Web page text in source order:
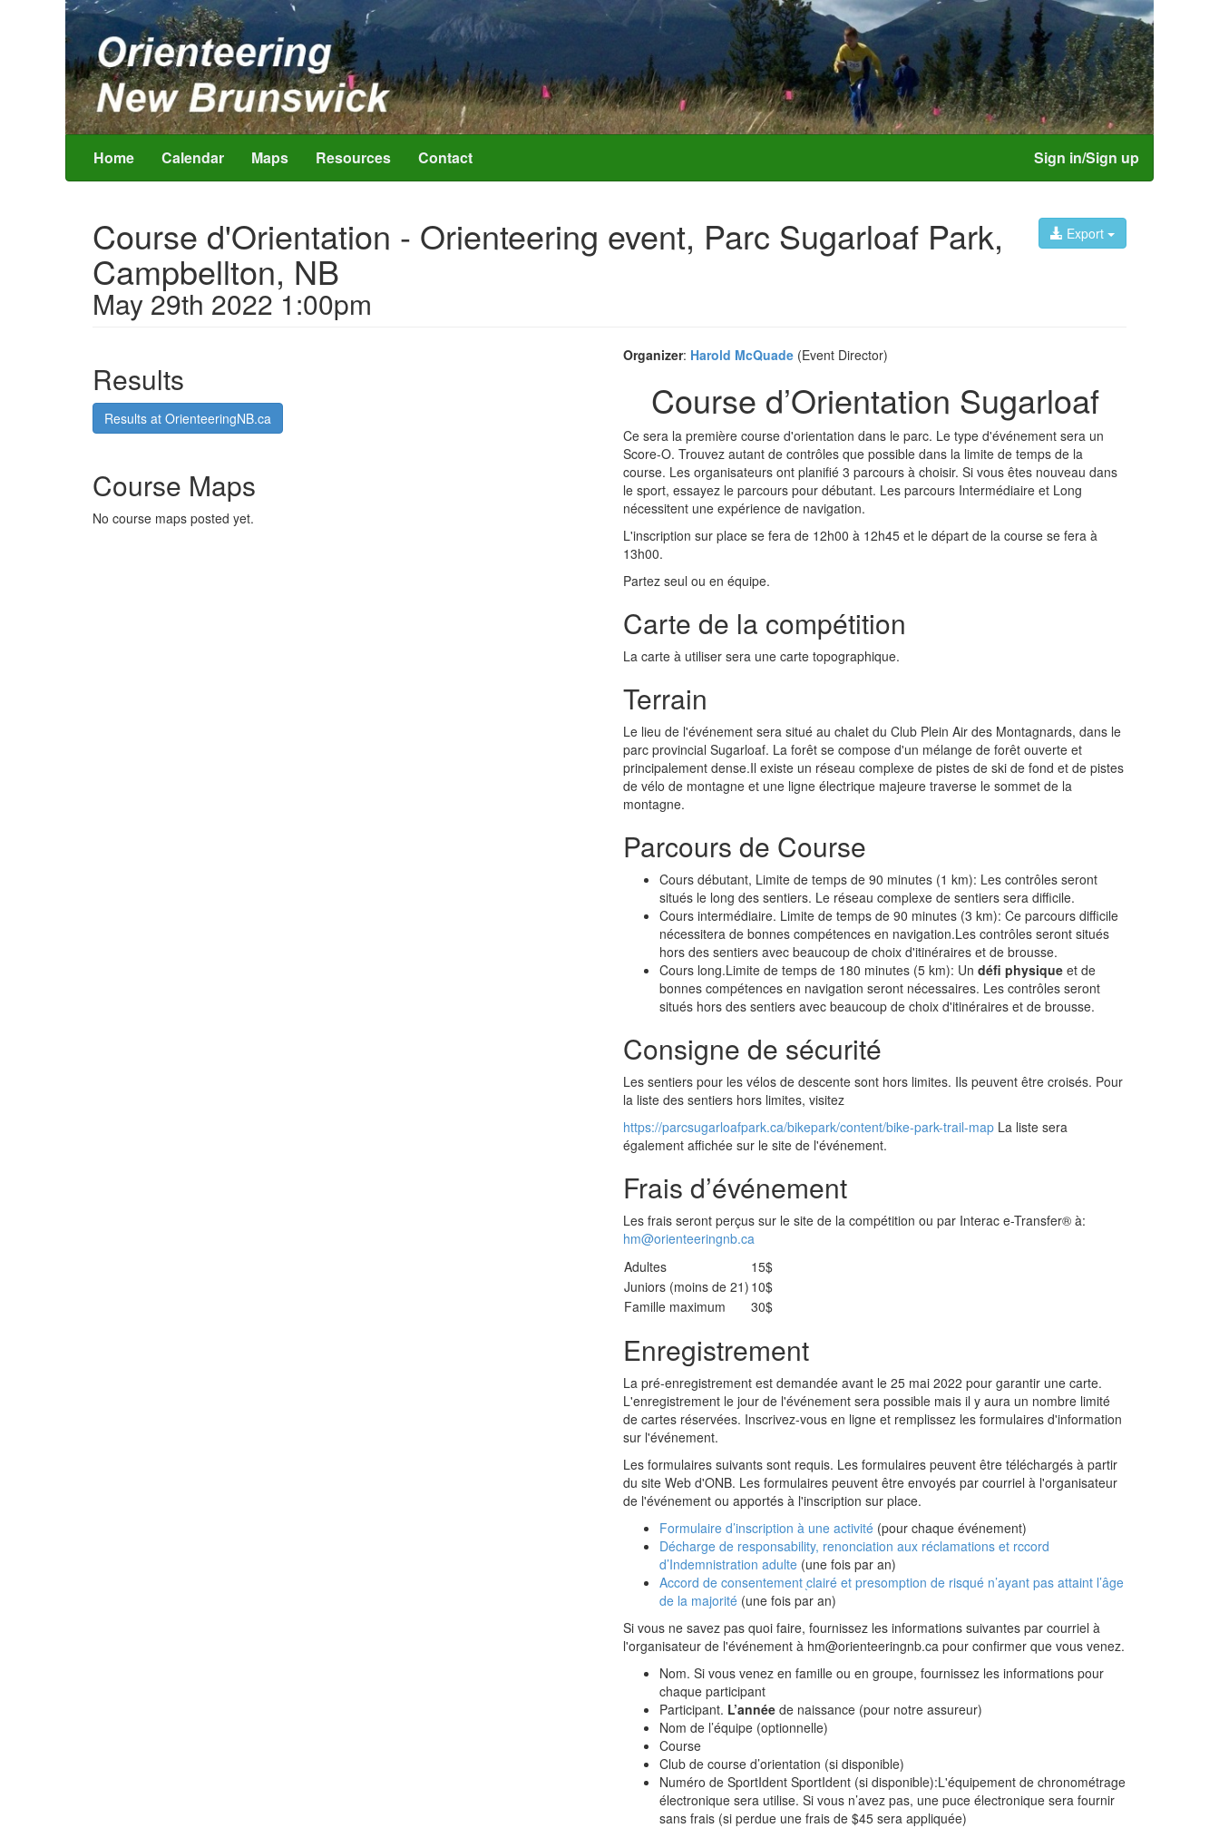
Home Calendar Maps Resources Contact Sign in/Sign up
Export
Course d'Orientation - Orienteering event, Parc Sugarloaf Park,
Campbellton, NB
May 29th 2022 1:00pm
Results
Results at OrienteeringNB.ca
Course Maps
No course maps posted yet.
Organizer: Harold McQuade (Event Director)
Course d’Orientation Sugarloaf
Ce sera la première course d'orientation dans le parc. Le type d'événement sera un
Score-O. Trouvez autant de contrôles que possible dans la limite de temps de la
course. Les organisateurs ont planifié 3 parcours à choisir. Si vous êtes nouveau dans
le sport, essayez le parcours pour débutant. Les parcours Intermédiaire et Long
nécessitent une expérience de navigation.
L'inscription sur place se fera de 12h00 à 12h45 et le départ de la course se fera à
13h00.
Partez seul ou en équipe.
Carte de la compétition
La carte à utiliser sera une carte topographique.
Terrain
Le lieu de l'événement sera situé au chalet du Club Plein Air des Montagnards, dans le
parc provincial Sugarloaf. La forêt se compose d'un mélange de forêt ouverte et
principalement dense.Il existe un réseau complexe de pistes de ski de fond et de pistes
de vélo de montagne et une ligne électrique majeure traverse le sommet de la
montagne.
Parcours de Course
Cours débutant, Limite de temps de 90 minutes (1 km): Les contrôles seront
situés le long des sentiers. Le réseau complexe de sentiers sera difficile.
Cours intermédiaire. Limite de temps de 90 minutes (3 km): Ce parcours difficile
nécessitera de bonnes compétences en navigation.Les contrôles seront situés
hors des sentiers avec beaucoup de choix d'itinéraires et de brousse.
Cours long.Limite de temps de 180 minutes (5 km): Un défi physique et de
bonnes compétences en navigation seront nécessaires. Les contrôles seront
situés hors des sentiers avec beaucoup de choix d'itinéraires et de brousse.
Consigne de sécurité
Les sentiers pour les vélos de descente sont hors limites. Ils peuvent être croisés. Pour
la liste des sentiers hors limites, visitez
https://parcsugarloafpark.ca/bikepark/content/bike-park-trail-map La liste sera
également affichée sur le site de l'événement.
Frais d’événement
Les frais seront perçus sur le site de la compétition ou par Interac e-Transfer® à:
hm@orienteeringnb.ca
Adultes
15$
Juniors (moins de 21) 10$
Famille maximum
30$
Enregistrement
La pré-enregistrement est demandée avant le 25 mai 2022 pour garantir une carte.
L'enregistrement le jour de l'événement sera possible mais il y aura un nombre limité
de cartes réservées. Inscrivez-vous en ligne et remplissez les formulaires d'information
sur l'événement.
Les formulaires suivants sont requis. Les formulaires peuvent être téléchargés à partir
du site Web d'ONB. Les formulaires peuvent être envoyés par courriel à l'organisateur
de l'événement ou apportés à l'inscription sur place.
Formulaire d’inscription à une activité (pour chaque événement)
Décharge de responsability, renonciation aux réclamations et rccord
d’Indemnistration adulte (une fois par an)
Accord de consentement ֖clairé et presomption de risqué n’ayant pas attaint l’âge
de la majorité (une fois par an)
Si vous ne savez pas quoi faire, fournissez les informations suivantes par courriel à
l'organisateur de l'événement à hm@orienteeringnb.ca pour confirmer que vous venez.
Nom. Si vous venez en famille ou en groupe, fournissez les informations pour
chaque participant
Participant. L’année de naissance (pour notre assureur)
Nom de l’équipe (optionnelle)
Course
Club de course d’orientation (si disponible)
Numéro de SportIdent SportIdent (si disponible):L'équipement de chronométrage
électronique sera utilise. Si vous n’avez pas, une puce électronique sera fournir
sans frais (si perdue une frais de $45 sera appliquée)